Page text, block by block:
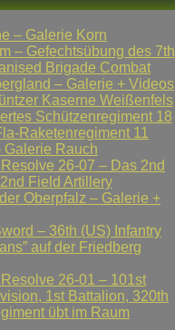
– Galerie Korn
– Gefechtsübung des 7th
Brigade Combat
– Galerie + Videos
Kaserne Weißenfels
Schützenregiment 18
Raketenregiment 11
Galerie Rauch
26-07 – Das 2nd
Field Artillery
Oberpfalz – Galerie +
– 36th (US) Infantry
auf der Friedberg
26-01 – 101st
1st Battalion, 320th
übt im Raum